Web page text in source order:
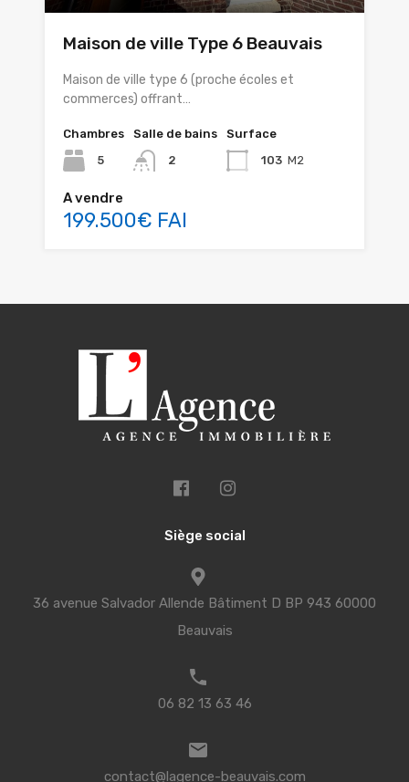
Maison de ville Type 6 Beauvais
Maison de ville type 6 (proche écoles et
commerces) offrant…
Chambres
5
Salle de bains
2
Surface
103 M2
A vendre
199.500€ FAI
Siège social
36 avenue Salvador Allende Bâtiment D BP 943 60000
Beauvais
06 82 13 63 46
contact@lagence-beauvais.com